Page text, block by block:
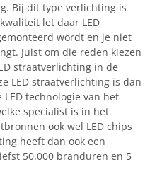
Bij dit type verlichting is
let daar LED
wordt en je niet
Juist om die reden kiezen
straatverlichting in de
LED straatverlichting is dan
technologie van het
specialist is in het
ook wel LED chips
heeft dan ook een
50.000 branduren en 5